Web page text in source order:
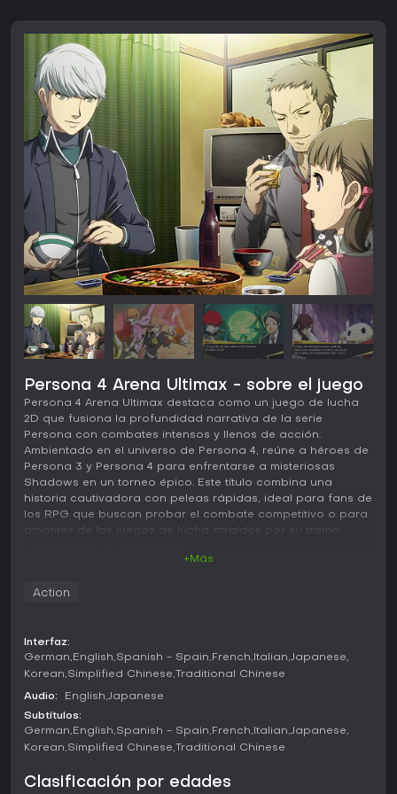
Persona 4 Arena Ultimax - sobre el juego
Persona 4 Arena Ultimax destaca como un juego de lucha
2D que fusiona la profundidad narrativa de la serie
Persona con combates intensos y llenos de acción.
Ambientado en el universo de Persona 4, reúne a héroes de
Persona 3 y Persona 4 para enfrentarse a misteriosas
Shadows en un torneo épico. Este título combina una
historia cautivadora con peleas rápidas, ideal para fans de
los RPG que buscan probar el combate competitivo o para
amantes de los juegos de lucha atraídos por su trama
y habilidades extra. El combate prioriza el timing y la
estrategia, con mecánicas como auto-combos para
facilitar el acceso, bursts para escapar de la presión y
status ailments que cambian la dinámica de la pelea. Las
versiones Shadow de los personajes traen estilos agresivos
con uso ilimitado de Personas, pero sin bursts, lo que
añade variedad a los enfrentamientos. El sistema premia la
movimientos especiales que consumen medidor para
finishers devastadores.
+Más
Action
Interfaz:
German English Spanish - Spain French Italian Japanese
Korean Simplified Chinese Traditional Chinese
Audio: English Japanese
Subtítulos:
German English Spanish - Spain French Italian Japanese
Korean Simplified Chinese Traditional Chinese
Clasificación por edades